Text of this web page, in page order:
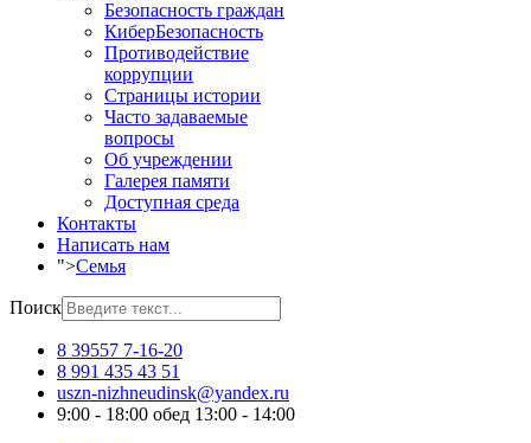
Безопасность граждан
КиберБезопасность
Противодействие
коррупции
Страницы истории
Часто задаваемые
вопросы
Об учреждении
Галерея памяти
Доступная среда
Контакты
Написать нам
">Семья
Поиск
8 39557 7-16-20
8 991 435 43 51
uszn-nizhneudinsk@yandex.ru
9:00 - 18:00 обед 13:00 - 14:00